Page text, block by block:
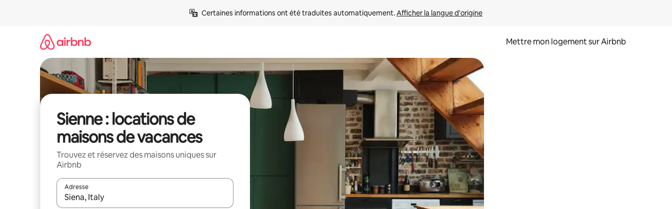
Certaines informations ont été traduites automatiquement. Afficher la langue d'origine
Mettre mon logement sur Airbnb
Sienne : locations de
maisons de vacances
Trouvez et réservez des maisons uniques sur
Airbnb
Adresse
Lorsque les résultats s'affichent, utilisez les flèches vers le haut et vers le bas pour les parcourir ou en appuyant et en faisant glisser.